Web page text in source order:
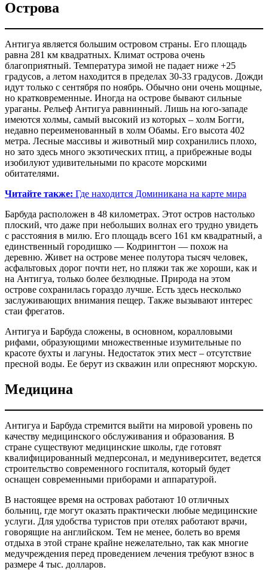
Острова
Антигуа является большим островом страны. Его площадь
равна 281 км квадратных. Климат острова очень
благоприятный. Температура зимой не падает ниже +25
градусов, а летом находится в пределах 30-33 градусов. Дожди
идут только с сентября по ноябрь. Обычно они очень мощные,
но кратковременные. Иногда на острове бывают сильные
ураганы. Рельеф Антигуа равнинный. Лишь на юго-западе
имеются холмы, самый высокий из которых – холм Богги,
недавно переименованный в холм Обамы. Его высота 402
метра. Лесные массивы и животный мир сохранились плохо,
но зато здесь много экзотических птиц, а прибрежные воды
изобилуют удивительными по красоте морскими
обитателями.
Читайте также: Где находится Доминикана на карте мира
Барбуда расположен в 48 километрах. Этот остров настолько
плоский, что даже при небольших волнах его трудно увидеть
с расстояния в милю. Его площадь всего 161 км квадратный, а
единственный городишко — Кодрингтон — похож на
деревню. Живет на острове менее полутора тысяч человек,
асфальтовых дорог почти нет, но пляжи так же хороши, как и
на Антигуа, только более безлюдные. Природа на этом
острове сохранилась гораздо лучше. Есть здесь несколько
заслуживающих внимания пещер. Также вызывают интерес
стаи фрегатов.
Антигуа и Барбуда сложены, в основном, коралловыми
рифами, образующими множественные изумительные по
красоте бухты и лагуны. Недостаток этих мест – отсутствие
пресной воды. Ее берут из скважин или опресняют морскую.
Медицина
Антигуа и Барбуда стремится выйти на мировой уровень по
качеству медицинского обслуживания и образования. В
стране существуют медицинские школы, где готовят
квалифицированный медперсонал, и медуниверситет, ведется
строительство современного госпиталя, который будет
оснащен современными приборами и аппаратурой.
В настоящее время на островах работают 10 отличных
больниц, где могут оказать практически любые медицинские
услуги. Для удобства туристов при отелях работают врачи,
говорящие на английском. Тем не менее, болеть во время
отдыха в этой стране крайне нежелательно, так как многие
медучреждения перед проведением лечения требуют взнос в
размере 4 тыс. долларов.